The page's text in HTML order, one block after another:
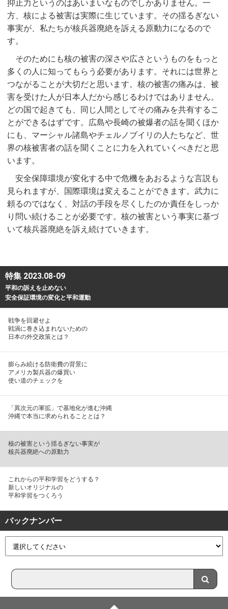
抑止力というのはあいまいなものでしかありません。一
方、核による被害は実際に生じています。その揺るぎない
事実が、私たちが核兵器廃絶を訴える原動力になるので
す。
そのためにも核の被害の深さや広さというものをもっと
多くの人に知ってもらう必要があります。それには世界と
つながることが大切だと思います。核の被害の痛みは、被
害を受けた人が日本人だから感じるわけではありません。
どの国で起きても、同じ人間としてその痛みを共有するこ
とができるはずです。広島や長崎の被爆者の話を聞くほか
にも、マーシャル諸島やチェルノブイリの人たちなど、世
界の核被害者の話を聞くことに力を入れていくべきだと思
います。
安全保障環境が変化する中で危機をあおるような言説も
見られますが、国際環境は変えることができます。武力に
頼るのではなく、対話の手段を尽くしたのか責任をしっか
り問い続けることが必要です。核の被害という事実に基づ
いて核兵器廃絶を訴え続けていきます。
特集 2023.08-09
平和の訴えを止めない
安全保証環境の変化と平和運動
戦争を回避せよ
戦渦に巻き込まれないための
日本の外交政策とは？
膨らみ続ける防衛費の背景に
アメリカ製兵器の爆買い
使い道のチェックを
「異次元の軍拡」で基地化が進む沖縄
沖縄で本当に求められることとは？
核の被害という揺るぎない事実が
核兵器廃絶への原動力
これからの平和学習をどうする？
新しいオリジナルの
平和学習をつくろう
バックナンバー